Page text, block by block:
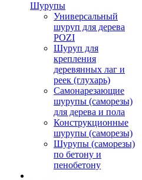
Шурупы
Универсальный
шуруп для дерева
POZI
Шуруп для
крепления
деревянных лаг и
реек (глухарь)
Самонарезающие
шурупы (саморезы)
для дерева и пола
Конструкционные
шурупы (саморезы)
Шурупы (саморезы)
по бетону и
пенобетону